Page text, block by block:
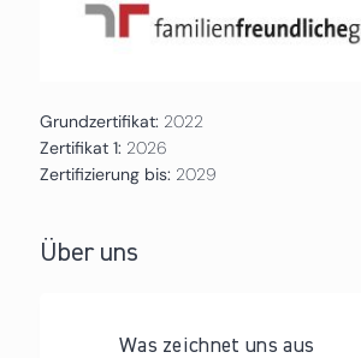
Grundzertifikat: 2022
Zertifikat 1: 2026
Zertifizierung bis: 2029
Über uns
Was zeichnet uns aus